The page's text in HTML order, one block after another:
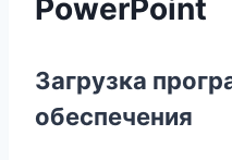
PowerPoint
Загрузка
обеспечения